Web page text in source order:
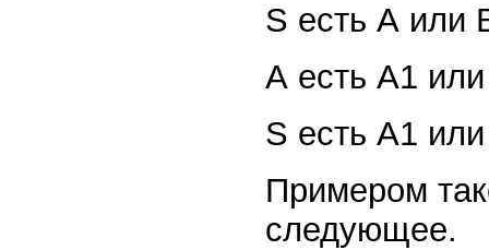
S есть А или
А есть А1
S есть А1
Примером
следующее.